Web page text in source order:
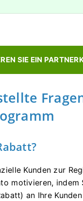
SIE EIN
Kunden zur
motivieren, indem
an Ihre Kunden